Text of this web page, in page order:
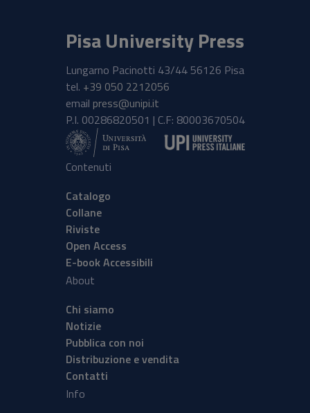
Pisa University Press
Lungarno Pacinotti 43/44 56126 Pisa
tel. +39 050 2212056
email press@unipi.it
P.I. 00286820501 | C.F: 80003670504
Contenuti
Catalogo
Collane
Riviste
Open Access
E-book Accessibili
About
Chi siamo
Notizie
Pubblica con noi
Distribuzione e vendita
Contatti
Info